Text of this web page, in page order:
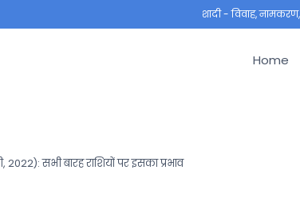
शादी - विवाह,
Home
सभी बारह राशियों पर इसका प्रभाव